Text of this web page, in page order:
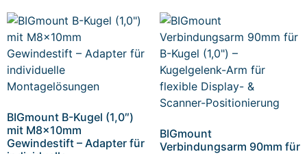
BIGmount B-Kugel (1,0″)
mit M8x10mm
Gewindestift – Adapter für
BIGmount
Verbindungsarm 90mm für